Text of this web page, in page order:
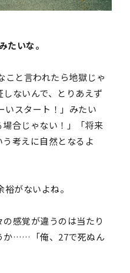
たいな。
こと言われたら地獄じゃ
ないんで、とりあえず
いスタート！」みたい
合じゃない！」「将来
考えに自然となるよ
がないよね。
感覚が違うのは当たり
か……「俺、27で死ぬん